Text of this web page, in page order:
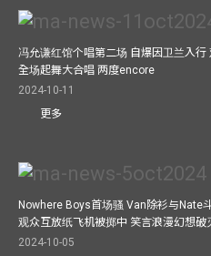
冯允谦红馆个唱第二场 自爆因卫兰入行
全场起舞大合唱 两度encore
2024-10-11
更多
Nowhere Boys首场骚 Van除衫与Nate
观众互放纸飞机被掷中 笑言浪漫幻想破
2024-10-05